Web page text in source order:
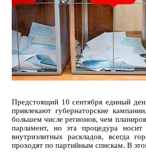
Предстоящий 10 сентября единый
привлекают губернаторские
большем числе регионов, чем
парламент, но эта процедура
внутриэлитных раскладов, всегда
проходят по партийным спискам. В